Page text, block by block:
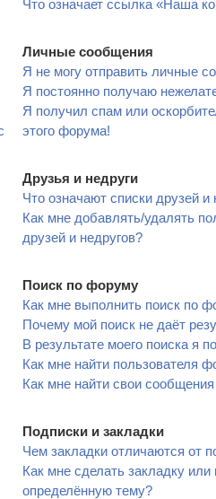
Что означает ссылка «Наша
Личные сообщения
Я не могу отправить личные
Я постоянно получаю
Я получил спам или
этого форума!
Друзья и недруги
Что означают списки друзей и
Как мне добавлять/удалять
друзей и недругов?
Поиск по форуму
Как мне выполнить поиск по
Почему мой поиск не даёт
В результате моего поиска я
Как мне найти пользователя
Как мне найти свои
Подписки и закладки
Чем закладки отличаются от
Как мне сделать закладку или
определённую тему?